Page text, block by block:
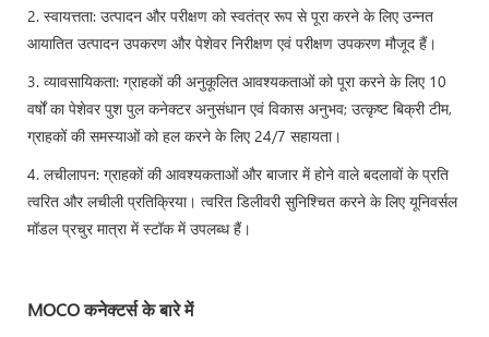
2. स्वायत्तता: उत्पादन और परीक्षण को स्वतंत्र रूप से पूरा करने के लिए उन्नत
आयातित उत्पादन उपकरण और पेशेवर निरीक्षण एवं परीक्षण उपकरण मौजूद हैं।
3. व्यावसायिकता: ग्राहकों की अनुकूलित आवश्यकताओं को पूरा करने के लिए 10
वर्षों का पेशेवर पुश पुल कनेक्टर अनुसंधान एवं विकास अनुभव; उत्कृष्ट बिक्री टीम,
ग्राहकों की समस्याओं को हल करने के लिए 24/7 सहायता।
4. लचीलापन: ग्राहकों की आवश्यकताओं और बाजार में होने वाले बदलावों के प्रति
त्वरित और लचीली प्रतिक्रिया। त्वरित डिलीवरी सुनिश्चित करने के लिए यूनिवर्सल
मॉडल प्रचुर मात्रा में स्टॉक में उपलब्ध हैं।
MOCO कनेक्टर्स के बारे में